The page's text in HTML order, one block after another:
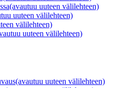
(avautuu uuteen välilehteen)
uuteen välilehteen)
välilehteen)
uuteen välilehteen)
(avautuu uuteen välilehteen)